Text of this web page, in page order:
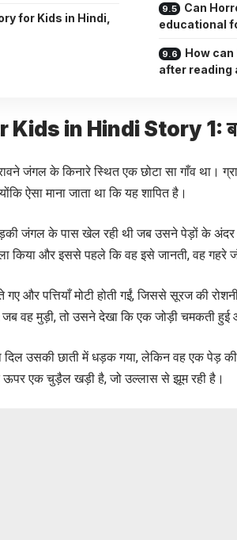
for Kids in Hindi,
Can
educational
How
after reading
Kids in Hindi Story 1:
जंगल के किनारे स्थित एक छोटा सा गाँव था।
ऐसा माना जाता था कि यह शापित है।
जंगल के पास खेल रही थी जब उसने पेड़ों के
किया और इससे पहले कि वह इसे जानती, वह गहरे
और पत्तियाँ मोटी होती गईं, जिससे सूरज की
वह मुड़ी, तो उसने देखा कि एक जोड़ी चमकती
दिल उसकी छाती में धड़क गया, लेकिन वह एक पेड़
एक चुड़ैल खड़ी है, जो उल्लास से झूम रही है।